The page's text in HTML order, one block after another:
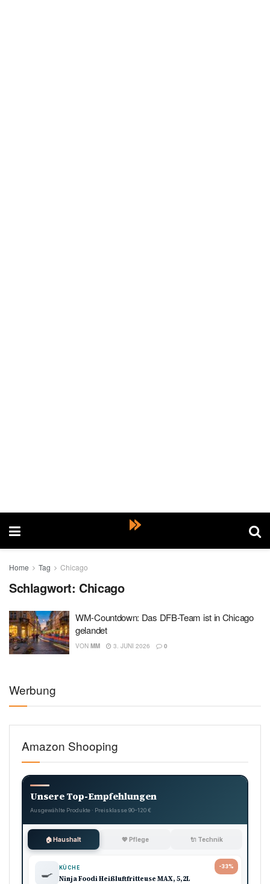
Home Tag Chicago
Schlagwort: Chicago
WM-Countdown: Das DFB-Team ist in Chicago
gelandet
VON MM 3. JUNI 2026 0
Werbung
Amazon Shooping
Unsere Top-Empfehlungen
Ausgewählte Produkte · Preisklasse 90–120 €
🏠 Haushalt 💖 Pflege 🔌 Technik
-33%
🍳 KÜCHE
Ninja Foodi Heißluftfritteuse MAX, 5,2L